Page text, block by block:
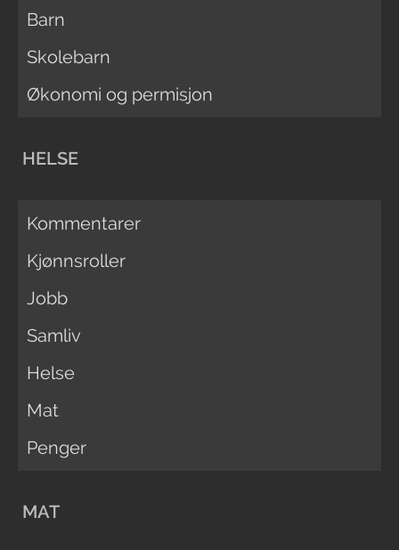
Barn
Skolebarn
Økonomi og permisjon
HELSE
Kommentarer
Kjønnsroller
Jobb
Samliv
Helse
Mat
Penger
MAT